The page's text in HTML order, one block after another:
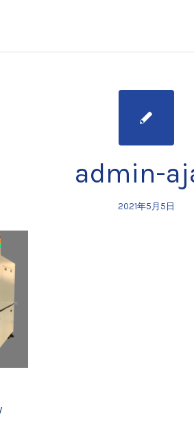
admin-
2021年5月5日